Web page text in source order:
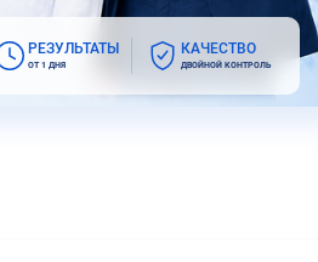
РЕЗУЛЬТАТЫ
ОТ 1 ДНЯ
КАЧЕСТВО
ДВОЙНОЙ КОНТРОЛЬ